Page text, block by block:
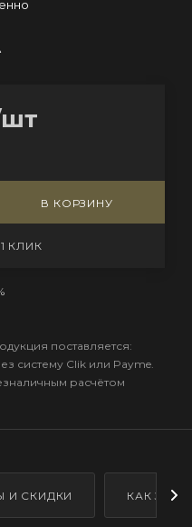
В КОРЗИНУ
КЛИК
поставляется:
систему Clik или Payme.
расчётом
И СКИДКИ КАК